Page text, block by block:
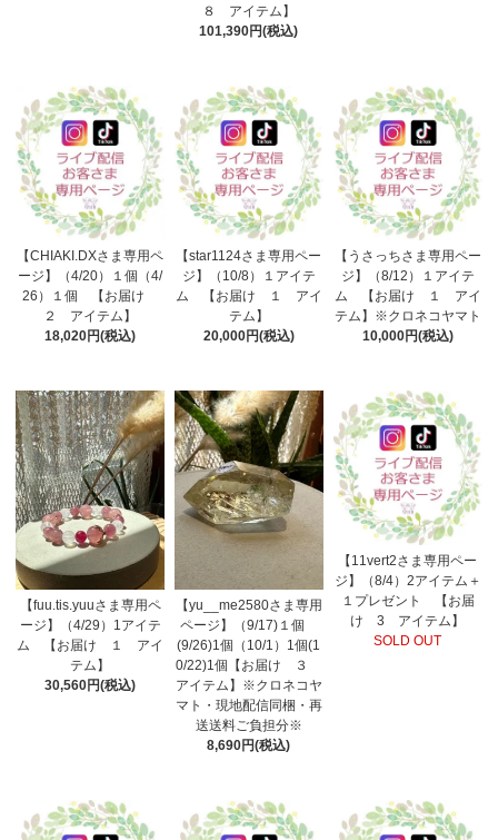
８ アイテム】
101,390円(税込)
【CHIAKI.DXさま専用ペ
ージ】（4/20）１個（4/
26）１個 【お届け
２ アイテム】
18,020円(税込)
【star1124さま専用ペー
ジ】（10/8）１アイテ
ム 【お届け １ アイ
テム】
20,000円(税込)
【うさっちさま専用ペー
ジ】（8/12）１アイテ
ム 【お届け １ アイ
テム】※クロネコヤマト
10,000円(税込)
【fuu.tis.yuuさま専用ペ
ージ】（4/29）1アイテ
ム 【お届け １ アイ
テム】
30,560円(税込)
【yu__me2580さま専用
ページ】（9/17)１個
(9/26)1個（10/1）1個(1
0/22)1個【お届け ３
アイテム】※クロネコヤ
マト・現地配信同梱・再
送送料ご負担分※
8,690円(税込)
【11vert2さま専用ペー
ジ】（8/4）2アイテム＋
１プレゼント 【お届
け 3 アイテム】
SOLD OUT